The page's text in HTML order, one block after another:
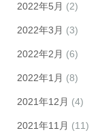
2022年5月 (2)
2022年3月 (3)
2022年2月 (6)
2022年1月 (8)
2021年12月 (4)
2021年11月 (11)